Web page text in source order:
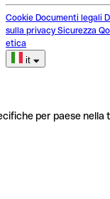
Cookie Documenti legali
sulla privacy Sicurezza
etica
it
per paese nella